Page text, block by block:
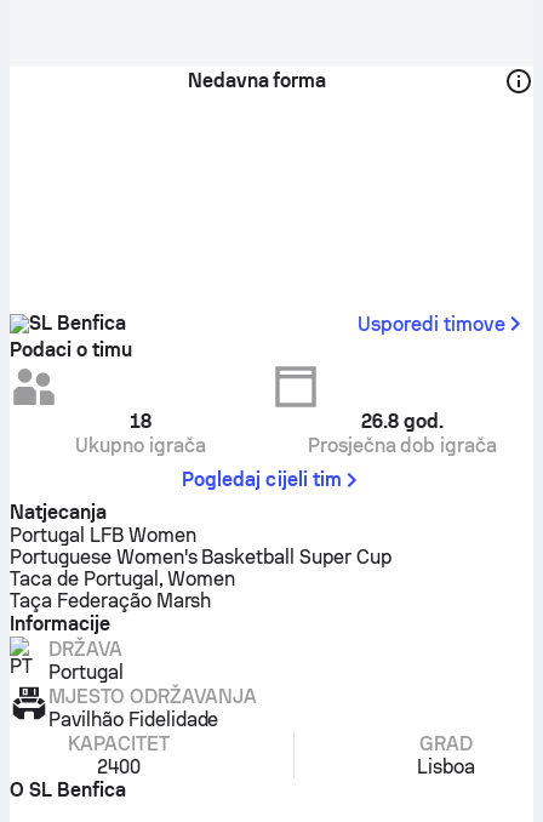
Nedavna forma
SL Benfica
Usporedi timove
Podaci o timu
18
Ukupno igrača
26.8 god.
Prosječna dob igrača
Pogledaj cijeli tim
Natjecanja
Portugal LFB Women
Portuguese Women's Basketball Super Cup
Taca de Portugal, Women
Taça Federação Marsh
Informacije
DRŽAVA
Portugal
MJESTO ODRŽAVANJA
Pavilhão Fidelidade
KAPACITET
2400
GRAD
Lisboa
O SL Benfica